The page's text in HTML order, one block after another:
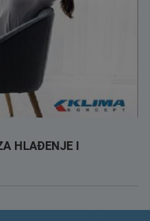
HLAĐENJE I